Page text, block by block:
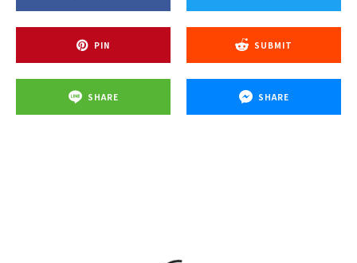
PIN SUBMIT
SHARE SHARE